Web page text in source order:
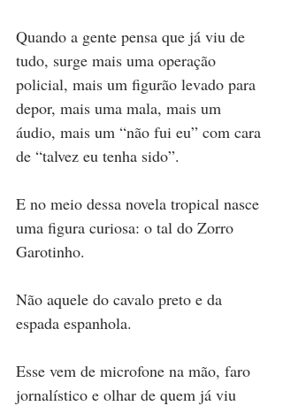
Quando a gente pensa que já viu de
tudo, surge mais uma operação
policial, mais um figurão levado para
depor, mais uma mala, mais um
áudio, mais um “não fui eu” com cara
de “talvez eu tenha sido”.
E no meio dessa novela tropical nasce
uma figura curiosa: o tal do Zorro
Garotinho.
Não aquele do cavalo preto e da
espada espanhola.
Esse vem de microfone na mão, faro
jornalístico e olhar de quem já viu